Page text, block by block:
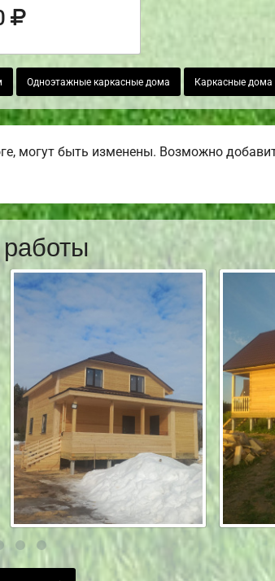
Одноэтажные каркасные дома Каркасные дома
могут быть изменены. Возможно